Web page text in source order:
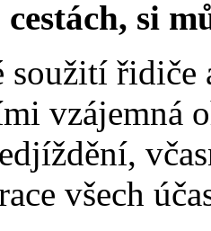
si
soužití
vzájemná
všech